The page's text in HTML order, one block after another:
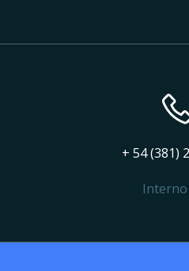
+ 54 (381)
Interno